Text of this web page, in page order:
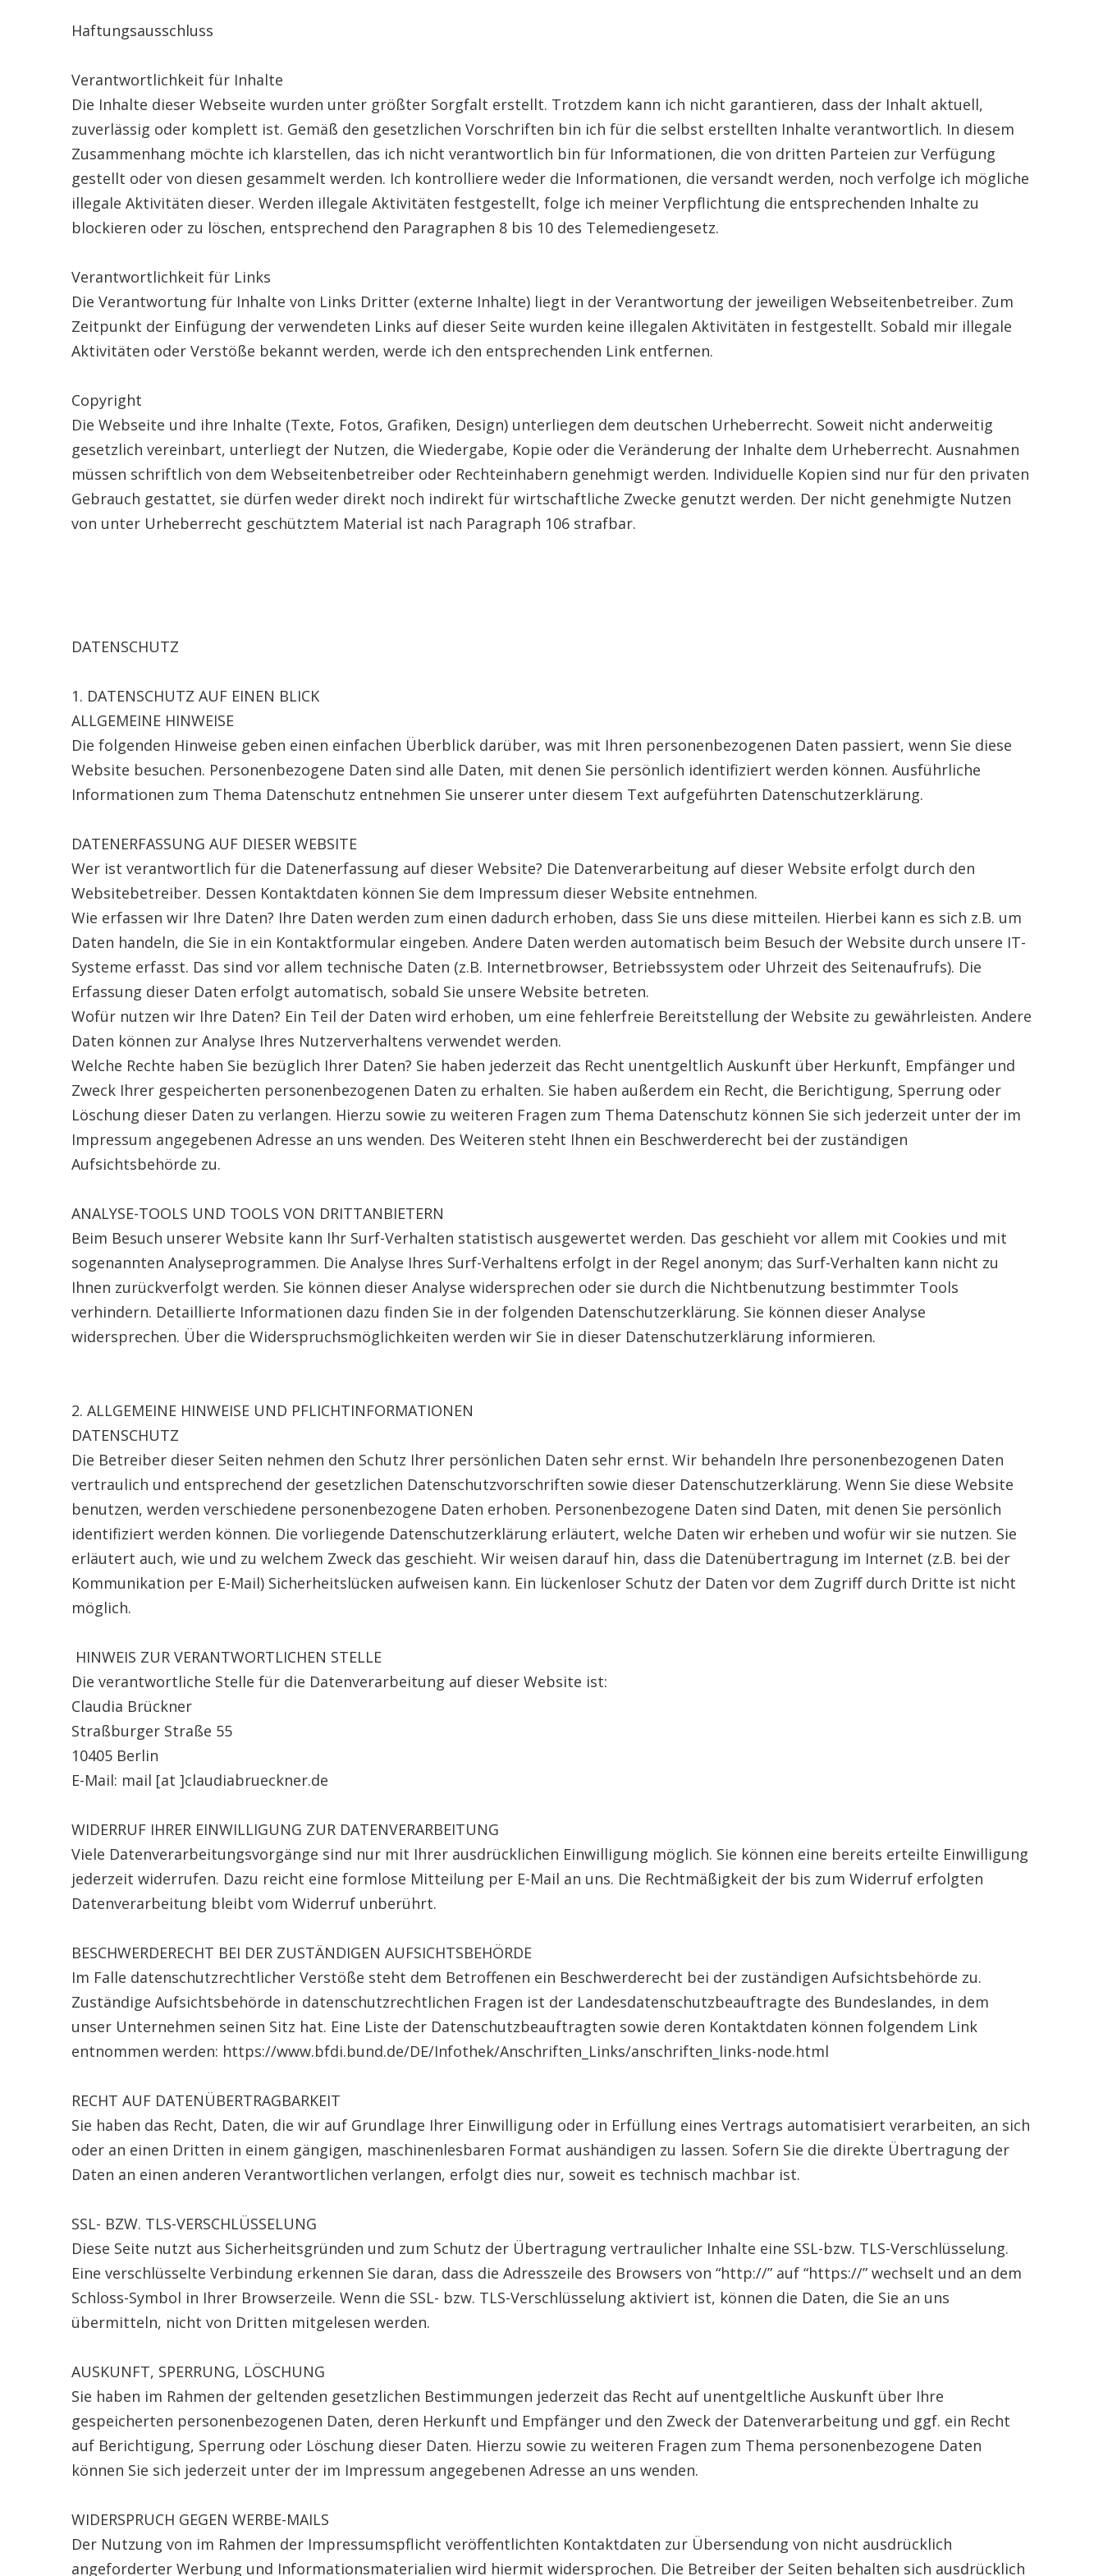
Haftungsausschluss
Verantwortlichkeit für Inhalte
Die Inhalte dieser Webseite wurden unter größter Sorgfalt erstellt. Trotzdem kann ich nicht garantieren, dass der Inhalt aktuell,
zuverlässig oder komplett ist. Gemäß den gesetzlichen Vorschriften bin ich für die selbst erstellten Inhalte verantwortlich. In diesem
Zusammenhang möchte ich klarstellen, das ich nicht verantwortlich bin für Informationen, die von dritten Parteien zur Verfügung
gestellt oder von diesen gesammelt werden. Ich kontrolliere weder die Informationen, die versandt werden, noch verfolge ich mögliche
illegale Aktivitäten dieser. Werden illegale Aktivitäten festgestellt, folge ich meiner Verpflichtung die entsprechenden Inhalte zu
blockieren oder zu löschen, entsprechend den Paragraphen 8 bis 10 des Telemediengesetz.
Verantwortlichkeit für Links
Die Verantwortung für Inhalte von Links Dritter (externe Inhalte) liegt in der Verantwortung der jeweiligen Webseitenbetreiber. Zum
Zeitpunkt der Einfügung der verwendeten Links auf dieser Seite wurden keine illegalen Aktivitäten in festgestellt. Sobald mir illegale
Aktivitäten oder Verstöße bekannt werden, werde ich den entsprechenden Link entfernen.
Copyright
Die Webseite und ihre Inhalte (Texte, Fotos, Grafiken, Design) unterliegen dem deutschen Urheberrecht. Soweit nicht anderweitig
gesetzlich vereinbart, unterliegt der Nutzen, die Wiedergabe, Kopie oder die Veränderung der Inhalte dem Urheberrecht. Ausnahmen
müssen schriftlich von dem Webseitenbetreiber oder Rechteinhabern genehmigt werden. Individuelle Kopien sind nur für den privaten
Gebrauch gestattet, sie dürfen weder direkt noch indirekt für wirtschaftliche Zwecke genutzt werden. Der nicht genehmigte Nutzen
von unter Urheberrecht geschütztem Material ist nach Paragraph 106 strafbar.
DATENSCHUTZ
1. DATENSCHUTZ AUF EINEN BLICK
ALLGEMEINE HINWEISE
Die folgenden Hinweise geben einen einfachen Überblick darüber, was mit Ihren personenbezogenen Daten passiert, wenn Sie diese
Website besuchen. Personenbezogene Daten sind alle Daten, mit denen Sie persönlich identifiziert werden können. Ausführliche
Informationen zum Thema Datenschutz entnehmen Sie unserer unter diesem Text aufgeführten Datenschutzerklärung.
DATENERFASSUNG AUF DIESER WEBSITE
Wer ist verantwortlich für die Datenerfassung auf dieser Website? Die Datenverarbeitung auf dieser Website erfolgt durch den
Websitebetreiber. Dessen Kontaktdaten können Sie dem Impressum dieser Website entnehmen.
Wie erfassen wir Ihre Daten? Ihre Daten werden zum einen dadurch erhoben, dass Sie uns diese mitteilen. Hierbei kann es sich z.B. um
Daten handeln, die Sie in ein Kontaktformular eingeben. Andere Daten werden automatisch beim Besuch der Website durch unsere IT-
Systeme erfasst. Das sind vor allem technische Daten (z.B. Internetbrowser, Betriebssystem oder Uhrzeit des Seitenaufrufs). Die
Erfassung dieser Daten erfolgt automatisch, sobald Sie unsere Website betreten.
Wofür nutzen wir Ihre Daten? Ein Teil der Daten wird erhoben, um eine fehlerfreie Bereitstellung der Website zu gewährleisten. Andere
Daten können zur Analyse Ihres Nutzerverhaltens verwendet werden.
Welche Rechte haben Sie bezüglich Ihrer Daten? Sie haben jederzeit das Recht unentgeltlich Auskunft über Herkunft, Empfänger und
Zweck Ihrer gespeicherten personenbezogenen Daten zu erhalten. Sie haben außerdem ein Recht, die Berichtigung, Sperrung oder
Löschung dieser Daten zu verlangen. Hierzu sowie zu weiteren Fragen zum Thema Datenschutz können Sie sich jederzeit unter der im
Impressum angegebenen Adresse an uns wenden. Des Weiteren steht Ihnen ein Beschwerderecht bei der zuständigen
Aufsichtsbehörde zu.
ANALYSE-TOOLS UND TOOLS VON DRITTANBIETERN
Beim Besuch unserer Website kann Ihr Surf-Verhalten statistisch ausgewertet werden. Das geschieht vor allem mit Cookies und mit
sogenannten Analyseprogrammen. Die Analyse Ihres Surf-Verhaltens erfolgt in der Regel anonym; das Surf-Verhalten kann nicht zu
Ihnen zurückverfolgt werden. Sie können dieser Analyse widersprechen oder sie durch die Nichtbenutzung bestimmter Tools
verhindern. Detaillierte Informationen dazu finden Sie in der folgenden Datenschutzerklärung. Sie können dieser Analyse
widersprechen. Über die Widerspruchsmöglichkeiten werden wir Sie in dieser Datenschutzerklärung informieren.
2. ALLGEMEINE HINWEISE UND PFLICHTINFORMATIONEN
DATENSCHUTZ
Die Betreiber dieser Seiten nehmen den Schutz Ihrer persönlichen Daten sehr ernst. Wir behandeln Ihre personenbezogenen Daten
vertraulich und entsprechend der gesetzlichen Datenschutzvorschriften sowie dieser Datenschutzerklärung. Wenn Sie diese Website
benutzen, werden verschiedene personenbezogene Daten erhoben. Personenbezogene Daten sind Daten, mit denen Sie persönlich
identifiziert werden können. Die vorliegende Datenschutzerklärung erläutert, welche Daten wir erheben und wofür wir sie nutzen. Sie
erläutert auch, wie und zu welchem Zweck das geschieht. Wir weisen darauf hin, dass die Datenübertragung im Internet (z.B. bei der
Kommunikation per E-Mail) Sicherheitslücken aufweisen kann. Ein lückenloser Schutz der Daten vor dem Zugriff durch Dritte ist nicht
möglich.
HINWEIS ZUR VERANTWORTLICHEN STELLE
Die verantwortliche Stelle für die Datenverarbeitung auf dieser Website ist:
Claudia Brückner
Straßburger Straße 55
10405 Berlin
E-Mail: mail [at ]claudiabrueckner.de
WIDERRUF IHRER EINWILLIGUNG ZUR DATENVERARBEITUNG
Viele Datenverarbeitungsvorgänge sind nur mit Ihrer ausdrücklichen Einwilligung möglich. Sie können eine bereits erteilte Einwilligung
jederzeit widerrufen. Dazu reicht eine formlose Mitteilung per E-Mail an uns. Die Rechtmäßigkeit der bis zum Widerruf erfolgten
Datenverarbeitung bleibt vom Widerruf unberührt.
BESCHWERDERECHT BEI DER ZUSTÄNDIGEN AUFSICHTSBEHÖRDE
Im Falle datenschutzrechtlicher Verstöße steht dem Betroffenen ein Beschwerderecht bei der zuständigen Aufsichtsbehörde zu.
Zuständige Aufsichtsbehörde in datenschutzrechtlichen Fragen ist der Landesdatenschutzbeauftragte des Bundeslandes, in dem
unser Unternehmen seinen Sitz hat. Eine Liste der Datenschutzbeauftragten sowie deren Kontaktdaten können folgendem Link
entnommen werden: https://www.bfdi.bund.de/DE/Infothek/Anschriften_Links/anschriften_links-node.html
RECHT AUF DATENÜBERTRAGBARKEIT
Sie haben das Recht, Daten, die wir auf Grundlage Ihrer Einwilligung oder in Erfüllung eines Vertrags automatisiert verarbeiten, an sich
oder an einen Dritten in einem gängigen, maschinenlesbaren Format aushändigen zu lassen. Sofern Sie die direkte Übertragung der
Daten an einen anderen Verantwortlichen verlangen, erfolgt dies nur, soweit es technisch machbar ist.
SSL- BZW. TLS-VERSCHLÜSSELUNG
Diese Seite nutzt aus Sicherheitsgründen und zum Schutz der Übertragung vertraulicher Inhalte eine SSL-bzw. TLS-Verschlüsselung.
Eine verschlüsselte Verbindung erkennen Sie daran, dass die Adresszeile des Browsers von “http://” auf “https://” wechselt und an dem
Schloss-Symbol in Ihrer Browserzeile. Wenn die SSL- bzw. TLS-Verschlüsselung aktiviert ist, können die Daten, die Sie an uns
übermitteln, nicht von Dritten mitgelesen werden.
AUSKUNFT, SPERRUNG, LÖSCHUNG
Sie haben im Rahmen der geltenden gesetzlichen Bestimmungen jederzeit das Recht auf unentgeltliche Auskunft über Ihre
gespeicherten personenbezogenen Daten, deren Herkunft und Empfänger und den Zweck der Datenverarbeitung und ggf. ein Recht
auf Berichtigung, Sperrung oder Löschung dieser Daten. Hierzu sowie zu weiteren Fragen zum Thema personenbezogene Daten
können Sie sich jederzeit unter der im Impressum angegebenen Adresse an uns wenden.
WIDERSPRUCH GEGEN WERBE-MAILS
Der Nutzung von im Rahmen der Impressumspflicht veröffentlichten Kontaktdaten zur Übersendung von nicht ausdrücklich
angeforderter Werbung und Informationsmaterialien wird hiermit widersprochen. Die Betreiber der Seiten behalten sich ausdrücklich